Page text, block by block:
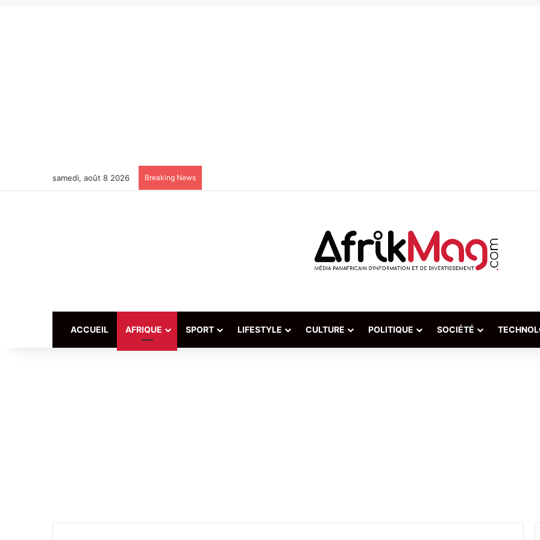
samedi, août 8 2026 Breaking News
ACCUEIL AFRIQUE SPORT LIFESTYLE CULTURE POLITIQUE SOCIÉTÉ